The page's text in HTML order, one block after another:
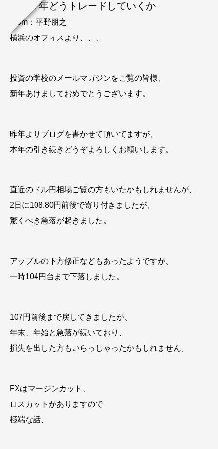
この１年どうトレードしていくか
From：平野朋之
横浜のオフィスより、、、
投資の学校のメールマガジンをご覧の皆様、
新年あけましておめでとうございます。
昨年よりブログを書かせて頂いてますが、
本年の引き続きどうぞよろしくお願いします。
直近のドル円相場ご覧の方もいたかもしれませんが、
2日に108.80円前後で寄り付きましたが、
驚くべき急落が起きました。
アップルの下方修正などもあったようですが、
一時104円台まで下落しました。
107円前後まで戻してきましたが、
年末、年始と急落が続いており、
損失を出した方もいらっしゃったかもしれません。
FXはマージンカット、
ロスカットがありますので
極端な話、